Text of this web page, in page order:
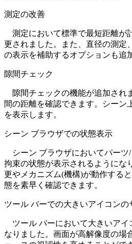
測定の改善
測定において標準で最短距離が
更されました。また、直径の測定
の表示を補助するオプションも追
隙間チェック
隙間チェックの機能が追加され
間の距離を確認できます。シーン
を表示します。
シーン ブラウザでの状態表示
シーン ブラウザにおいてパーツ
拘束の状態が表示されるようにな
更やメカニズム(機構)が動作する
態を素早く確認できます。
ツール バーでの大きいアイコンの
ツール バーにおいて大きいアイ
なりました。画面が高解像度の場